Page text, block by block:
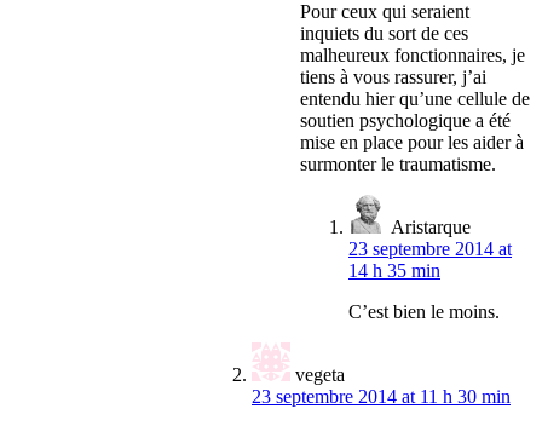
Pour ceux qui seraient
inquiets du sort de ces
malheureux fonctionnaires, je
tiens à vous rassurer, j’ai
entendu hier qu’une cellule de
soutien psychologique a été
mise en place pour les aider à
surmonter le traumatisme.
Aristarque
23 septembre 2014 at
14 h 35 min
C’est bien le moins.
vegeta
23 septembre 2014 at 11 h 30 min